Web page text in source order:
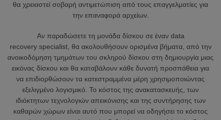
θα χρειαστεί σοβαρή αντιμετώπιση από τους επαγγελματίες για
την επαναφορά αρχείων.
Αν παραδώσετε τη μονάδα δίσκου σε έναν data
recovery specialist, θα ακολουθήσουν ορισμένα βήματα, από την
ανοικοδόμηση τμημάτων του σκληρού δίσκου στη δημιουργία μιας
εικόνας δίσκου και θα καταβάλουν κάθε δυνατή προσπάθεια για
να επιδιορθώσουν τα κατεστραμμένα μέρη χρησιμοποιώντας
εξελιγμένο λογισμικό. Το κόστος της ανακατασκευής, των
ιδιόκτητων τεχνολογιών απεικόνισης και της συντήρησης των
καθαρών χώρων είναι αυτό που μπορεί να οδηγήσει το κόστος